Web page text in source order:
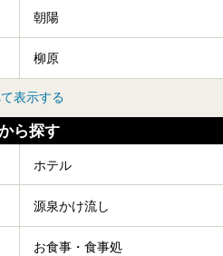
朝陽
柳原
表示する
ら探す
ホテル
源泉かけ流し
お食事・食事処